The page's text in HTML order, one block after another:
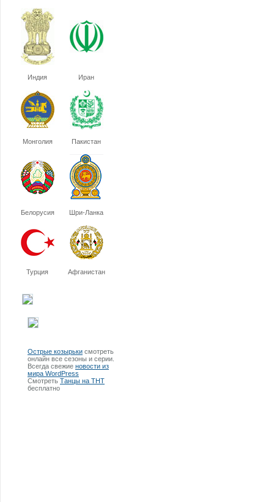
Индия Иран
Монголия Пакистан
Белорусия Шри-Ланка
Турция Афганистан
Острые козырьки смотреть
онлайн все сезоны и серии.
Всегда свежие новости из
мира WordPress
Смотреть Танцы на ТНТ
бесплатно